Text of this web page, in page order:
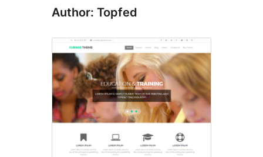
Author: Topfed